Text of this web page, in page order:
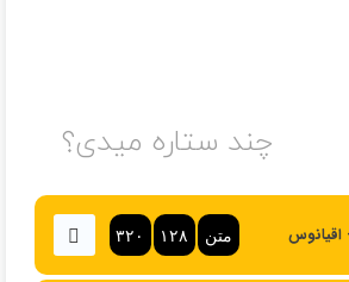
چند ستاره میدی؟
متن ۱۲۸ ۳۲۰